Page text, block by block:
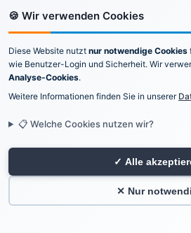
Die Anfänge
🍪 Wir verwenden Cookies
Diese Website nutzt nur notwendige Cookies
wie Benutzer-Login und Sicherheit. Wir
Analyse-Cookies.
Weitere Informationen finden Sie in unserer
📋 Welche Cookies nutzen wir?
✕ Nur
✓ Alle